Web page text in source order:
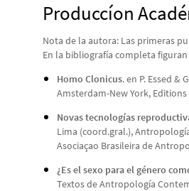
Produccíon
Nota de la autora: Las primeras
En la bibliografía completa
Homo Clonicus. en P. Essed
Amsterdam-New York, Editions
Novas tecnologías
Lima (coord.gral.),
Asociaçao Brasileira de
¿Es el sexo para el género
Textos de Antropología